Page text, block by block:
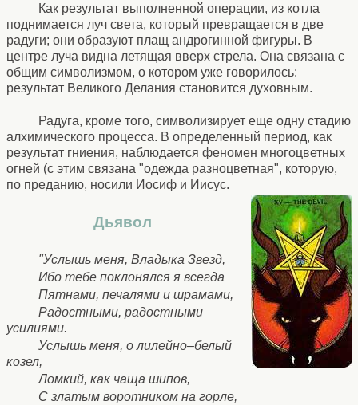
Как результат выполненной операции, из котла
поднимается луч света, который превращается в две
радуги; они образуют плащ андрогинной фигуры. В
центре луча видна летящая вверх стрела. Она связана с
общим символизмом, о котором уже говорилось:
результат Великого Делания становится духовным.
Радуга, кроме того, символизирует еще одну стадию
алхимического процесса. В определенный период, как
результат гниения, наблюдается феномен многоцветных
огней (с этим связана "одежда разноцветная", которую,
по преданию, носили Иосиф и Иисус.
Дьявол
"Услышь меня, Владыка Звезд,
Ибо тебе поклонялся я всегда
Пятнами, печалями и шрамами,
Радостными, радостными
усилиями.
Услышь меня, о лилейно–белый
козел,
Ломкий, как чаща шипов,
С златым воротником на горле,